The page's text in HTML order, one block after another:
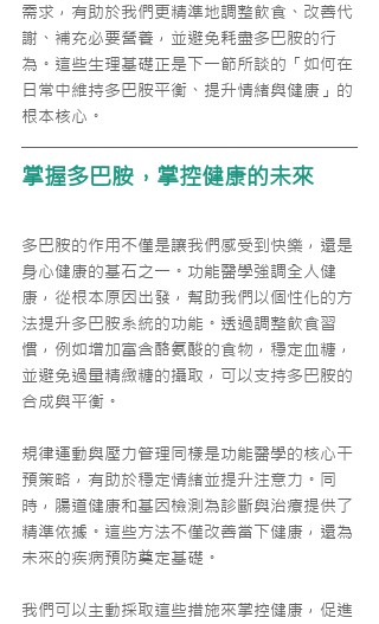
需求，有助於我們更精準地調整飲食、改善代
謝、補充必要營養，並避免耗盡多巴胺的行
為。這些生理基礎正是下一節所談的「如何在
日常中維持多巴胺平衡、提升情緒與健康」的
根本核心。
掌握多巴胺，掌控健康的未來
多巴胺的作用不僅是讓我們感受到快樂，還是
身心健康的基石之一。功能醫學強調全人健
康，從根本原因出發，幫助我們以個性化的方
法提升多巴胺系統的功能。透過調整飲食習
慣，例如增加富含酪氨酸的食物，穩定血糖，
並避免過量精緻糖的攝取，可以支持多巴胺的
合成與平衡。
規律運動與壓力管理同樣是功能醫學的核心干
預策略，有助於穩定情緒並提升注意力。同
時，腸道健康和基因檢測為診斷與治療提供了
精準依據。這些方法不僅改善當下健康，還為
未來的疾病預防奠定基礎。
我們可以主動採取這些措施來掌控健康，促進